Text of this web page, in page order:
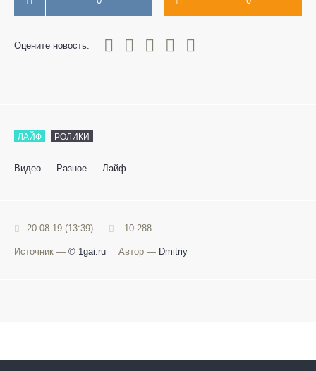
Оцените новость:
0
1 3 4 5
ЛАЙФ РОЛИКИ
Видео Разное Лайф
20.08.19 (13:39) 10 288
Источник — © 1gai.ru Автор — Dmitriy